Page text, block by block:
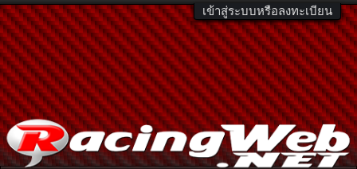
เข้าสู่ระบบหรือลงทะเบียน